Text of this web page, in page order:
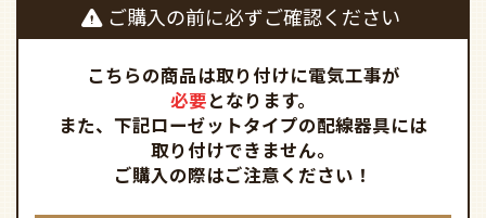
ご購入の前に必ずご確認ください
こちらの商品は取り付けに電気工事が
必要となります。
また、下記ローゼットタイプの配線器具には
取り付けできません。
ご購入の際はご注意ください！